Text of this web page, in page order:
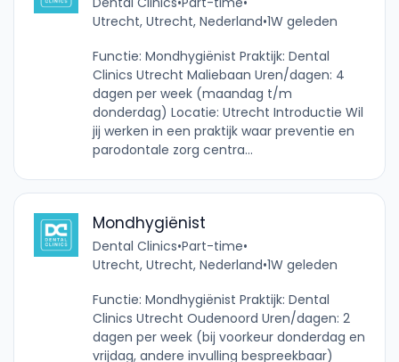
Utrecht, Utrecht, Nederland•1W geleden
Functie: Mondhygiënist Praktijk: Dental
Clinics Utrecht Maliebaan Uren/dagen: 4
dagen per week (maandag t/m
donderdag) Locatie: Utrecht Introductie Wil
jij werken in een praktijk waar preventie en
parodontale zorg centra...
Mondhygiënist
Dental Clinics•Part-time•
Utrecht, Utrecht, Nederland•1W geleden
Functie: Mondhygiënist Praktijk: Dental
Clinics Utrecht Oudenoord Uren/dagen: 2
dagen per week (bij voorkeur donderdag en
vrijdag, andere invulling bespreekbaar)